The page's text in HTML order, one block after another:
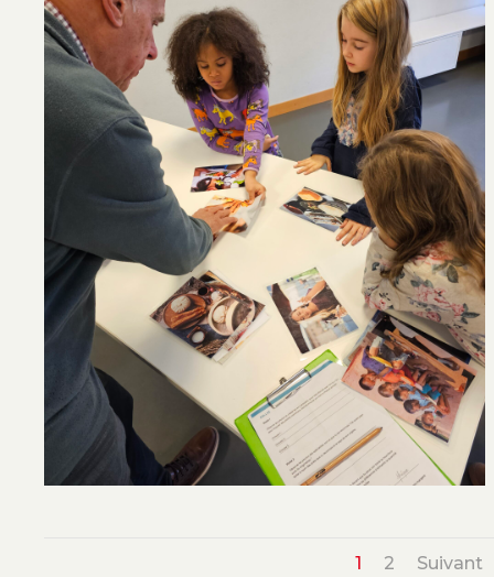
1 2 Suivant